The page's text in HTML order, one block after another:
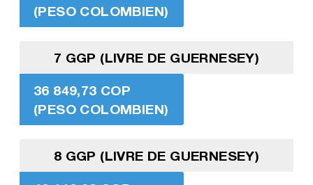
(PESO COLOMBIEN)
7 GGP (LIVRE DE GUERNESEY)
36 849,73 COP
(PESO COLOMBIEN)
8 GGP (LIVRE DE GUERNESEY)